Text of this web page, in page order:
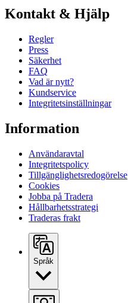
Kontakt & Hjälp
Regler
Press
Säkerhet
FAQ
Vad är nytt?
Kundservice
Integritetsinställningar
Information
Användaravtal
Integritetspolicy
Tillgänglighetsredogörelse
Cookies
Jobba på Tradera
Hållbarhetsstrategi
Traderas frakt
Språk